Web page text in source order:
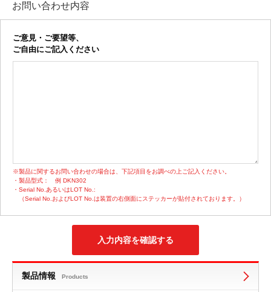
お問い合わせ内容
ご意見・ご要望等、
ご自由にご記入ください
※製品に関するお問い合わせの場合は、下記項目をお調べの上ご記入ください。
・製品型式：
例 DKN302
・Serial No.あるいはLOT No.:
（Serial No.およびLOT No.は装置の右側面にステッカーが貼付されております。）
製品情報 Products